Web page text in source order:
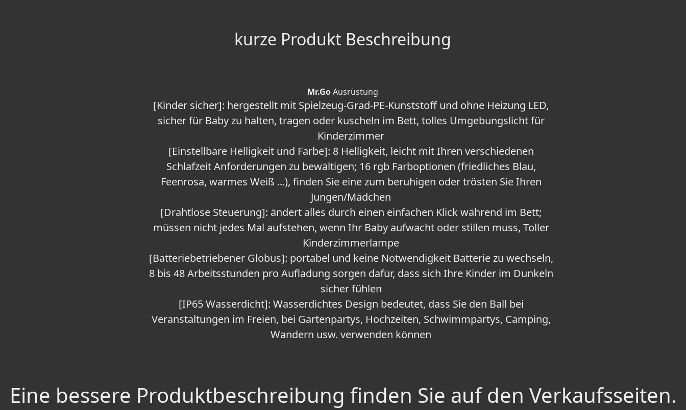
kurze Produkt Beschreibung
Mr.GoAusrüstung
[Kinder sicher]: hergestellt mit Spielzeug-Grad-PE-Kunststoff und ohne Heizung LED,
sicher für Baby zu halten, tragen oder kuscheln im Bett, tolles Umgebungslicht für
Kinderzimmer
[Einstellbare Helligkeit und Farbe]: 8 Helligkeit, leicht mit Ihren verschiedenen
Schlafzeit Anforderungen zu bewältigen; 16 rgb Farboptionen (friedliches Blau,
Feenrosa, warmes Weiß ...), finden Sie eine zum beruhigen oder trösten Sie Ihren
Jungen/Mädchen
[Drahtlose Steuerung]: ändert alles durch einen einfachen Klick während im Bett;
müssen nicht jedes Mal aufstehen, wenn Ihr Baby aufwacht oder stillen muss, Toller
Kinderzimmerlampe
[Batteriebetriebener Globus]: portabel und keine Notwendigkeit Batterie zu wechseln,
8 bis 48 Arbeitsstunden pro Aufladung sorgen dafür, dass sich Ihre Kinder im Dunkeln
sicher fühlen
[IP65 Wasserdicht]: Wasserdichtes Design bedeutet, dass Sie den Ball bei
Veranstaltungen im Freien, bei Gartenpartys, Hochzeiten, Schwimmpartys, Camping,
Wandern usw. verwenden können
Eine bessere Produktbeschreibung finden Sie auf den Verkaufsseiten.